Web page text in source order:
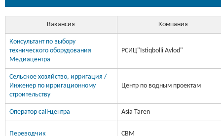
Вакансия Компания
Консультант по выбору
технического оборудования
Медиацентра
РСИЦ"Istiqbolli Avlod"
Сельское хозяйство, ирригация /
Инженер по ирригационному
строительству
Центр по водным проектам
Оператор call-центра Asia Taren
Переводчик CBM